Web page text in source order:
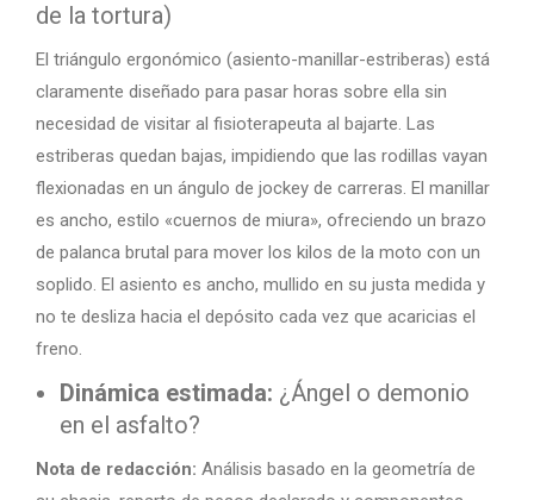
de la tortura)
El triángulo ergonómico (asiento-manillar-estriberas) está
claramente diseñado para pasar horas sobre ella sin
necesidad de visitar al fisioterapeuta al bajarte. Las
estriberas quedan bajas, impidiendo que las rodillas vayan
flexionadas en un ángulo de jockey de carreras. El manillar
es ancho, estilo «cuernos de miura», ofreciendo un brazo
de palanca brutal para mover los kilos de la moto con un
soplido. El asiento es ancho, mullido en su justa medida y
no te desliza hacia el depósito cada vez que acaricias el
freno.
Dinámica estimada: ¿Ángel o demonio
en el asfalto?
Nota de redacción: Análisis basado en la geometría de